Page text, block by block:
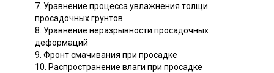
7. Уравнение процесса увлажнения толщи
просадочных грунтов
8. Уравнение неразрывности просадочных
деформаций
9. Фронт смачивания при просадке
10. Распространение влаги при просадке